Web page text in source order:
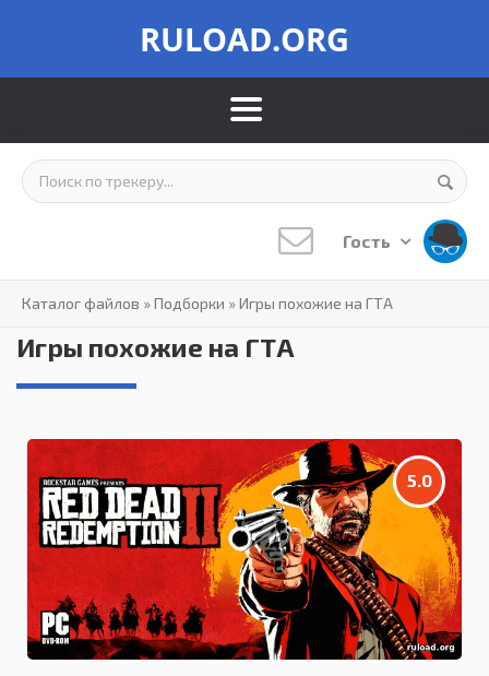
RULOAD.ORG
Гость
Каталог файлов »Подборки »Игры похожие на ГТА
Игры похожие на ГТА
5.0